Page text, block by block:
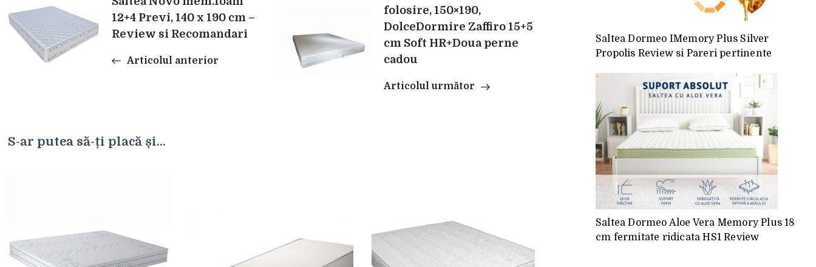
în
12+4 Previ, 140 x 190 cm –
Review si Recomandari
Articolul anterior
folosire, 150×190,
DolceDormire Zaffiro 15+5
cm Soft HR+Doua perne
cadou
Articolul următor
S-ar putea să-ți placă și...
Saltea Dormeo IMemory Plus Silver
Propolis Review si Pareri pertinente
Saltea Dormeo Aloe Vera Memory Plus 18
cm fermitate ridicata HS1 Review